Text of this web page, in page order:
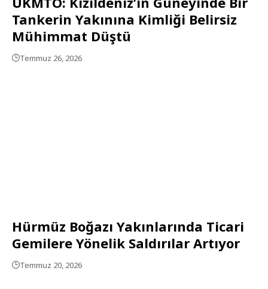
Tankerin Yakınına Kimliği Belirsiz
Mühimmat Düştü
Temmuz 26, 2026
Hürmüz Boğazı Yakınlarında Ticari
Gemilere Yönelik Saldırılar Artıyor
Temmuz 20, 2026